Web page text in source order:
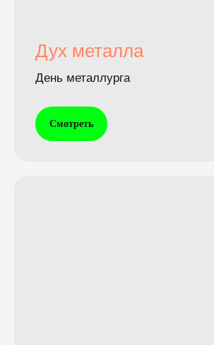
Дух металла
День металлурга
Смотреть